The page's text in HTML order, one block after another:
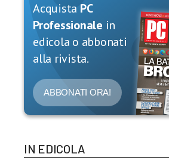
Acquista PC
Professionale in
edicola o abbonati
alla rivista.
ABBONATI ORA!
IN EDICOLA